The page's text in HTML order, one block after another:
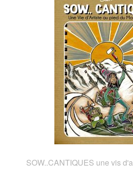
SOW..CANTIQUES une vis